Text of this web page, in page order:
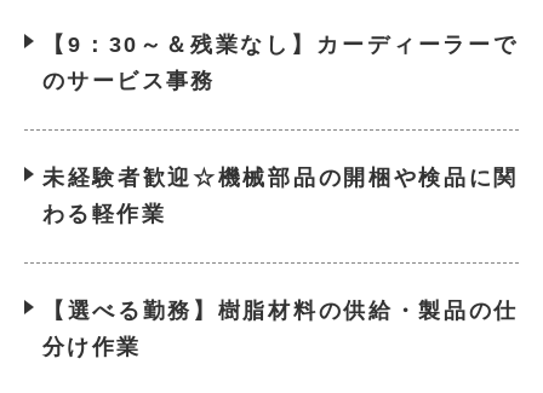
【9：30～＆残業なし】カーディーラーで
のサービス事務
未経験者歓迎☆機械部品の開梱や検品に関
わる軽作業
【選べる勤務】樹脂材料の供給・製品の仕
分け作業